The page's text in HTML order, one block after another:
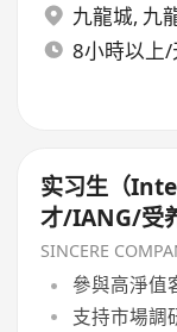
九龍城, 九
8小時以上/
实习生（
才/IANG/受
转正/续签）
SINCERE
參與高淨值
支持市場調